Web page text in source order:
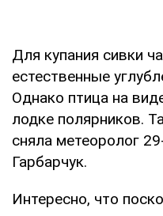
Для купания сивки
естественные
Однако птица на
лодке полярников.
сняла метеоролог
Гарбарчук.
Интересно, что